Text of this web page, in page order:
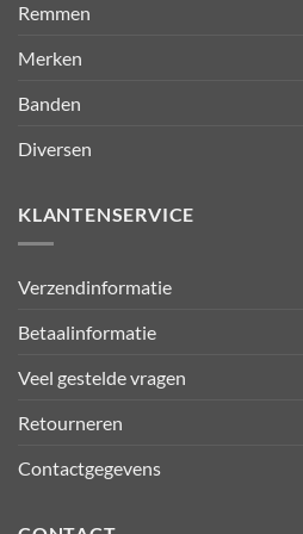
Remmen
Merken
Banden
Diversen
KLANTENSERVICE
Verzendinformatie
Betaalinformatie
Veel gestelde vragen
Retourneren
Contactgegevens